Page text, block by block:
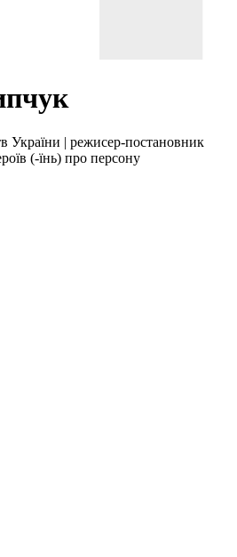
України | режисер-постановник
(-їнь) про персону